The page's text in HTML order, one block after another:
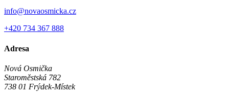
info@novaosmicka.cz
+420 734 367 888
Adresa
Nová Osmička
Staroměstská 782
738 01 Frýdek-Místek